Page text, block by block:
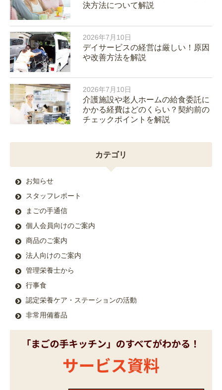
決方法について解説
2026年7月10日
デイサービスの経営は厳しい！原因
や改善方法を解説
2026年7月10日
介護施設や老人ホームの給食委託に
かかる経費はどのくらい？契約前の
チェックポイントを解説
カテゴリ
お知らせ
スタッフレポート
まごの手通信
個人会員向けのご案内
商品のご案内
法人向けのご案内
管理栄養士から
行事食
認定栄養ケア・ステーションの活動
非常用備蓄品